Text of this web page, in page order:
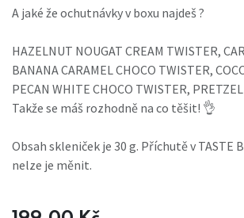
A jaké že ochutnávky v boxu najdeš ?
HAZELNUT NOUGAT CREAM TWISTER,
BANANA CARAMEL CHOCO TWISTER,
PECAN WHITE CHOCO TWISTER,
Takže se máš rozhodně na co těšit! 👌
Obsah skleniček je 30 g. Příchutě v TASTE
nelze je měnit.